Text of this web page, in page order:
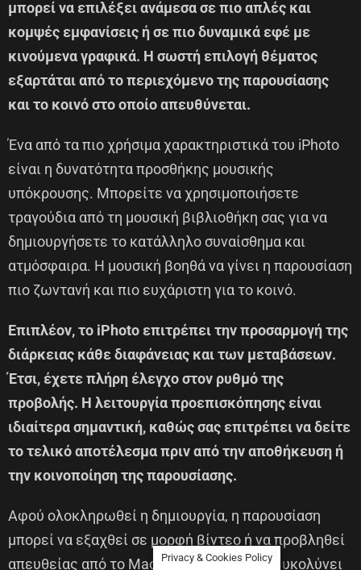
μπορεί να επιλέξει ανάμεσα σε πιο απλές και
κομψές εμφανίσεις ή σε πιο δυναμικά εφέ με
κινούμενα γραφικά. Η σωστή επιλογή θέματος
εξαρτάται από το περιεχόμενο της παρουσίασης
και το κοινό στο οποίο απευθύνεται.
Ένα από τα πιο χρήσιμα χαρακτηριστικά του iPhoto
είναι η δυνατότητα προσθήκης μουσικής
υπόκρουσης. Μπορείτε να χρησιμοποιήσετε
τραγούδια από τη μουσική βιβλιοθήκη σας για να
δημιουργήσετε το κατάλληλο συναίσθημα και
ατμόσφαιρα. Η μουσική βοηθά να γίνει η παρουσίαση
πιο ζωντανή και πιο ευχάριστη για το κοινό.
Επιπλέον, το iPhoto επιτρέπει την προσαρμογή της
διάρκειας κάθε διαφάνειας και των μεταβάσεων.
Έτσι, έχετε πλήρη έλεγχο στον ρυθμό της
προβολής. Η λειτουργία προεπισκόπησης είναι
ιδιαίτερα σημαντική, καθώς σας επιτρέπει να δείτε
το τελικό αποτέλεσμα πριν από την αποθήκευση ή
την κοινοποίηση της παρουσίασης.
Αφού ολοκληρωθεί η δημιουργία, η παρουσίαση
μπορεί να εξαχθεί σε μορφή βίντεο ή να προβληθεί
απευθείας από το Mac ή το iPad. Αυτό διευκολύνει
Privacy & Cookies Policy